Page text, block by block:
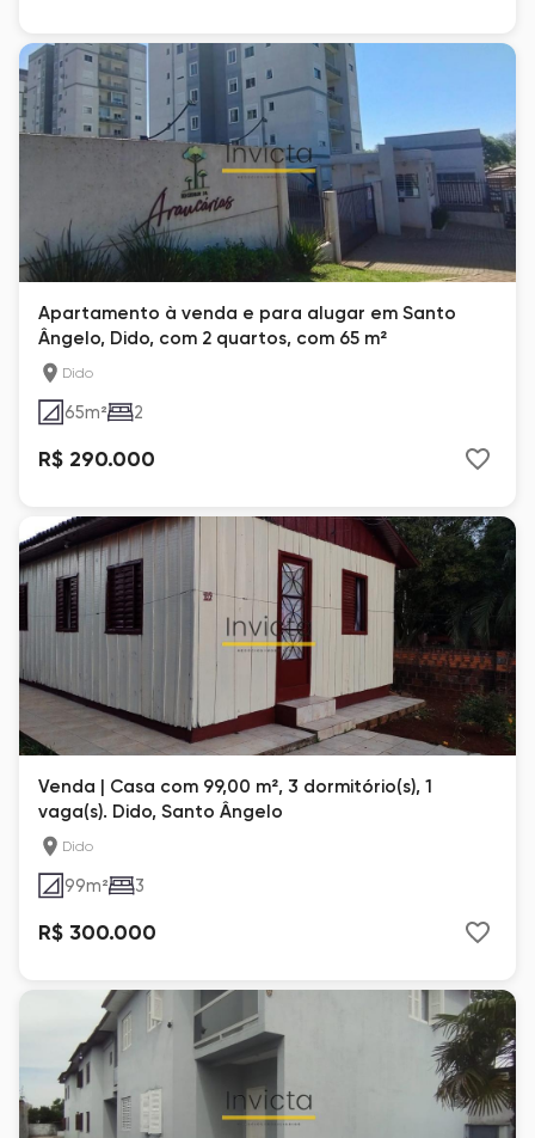
Apartamento à venda e para alugar em Santo
Ângelo, Dido, com 2 quartos, com 65 m²
Dido
65m² 2
R$ 290.000
Venda | Casa com 99,00 m², 3 dormitório(s), 1
vaga(s). Dido, Santo Ângelo
Dido
99m² 3
R$ 300.000